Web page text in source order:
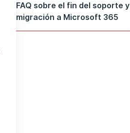
FAQ sobre el fin del soporte y
migración a Microsoft 365